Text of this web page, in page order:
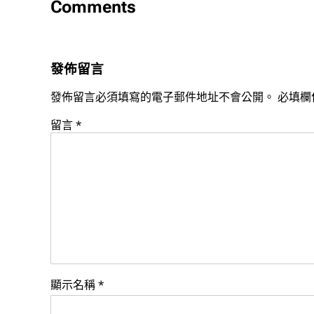
Comments
發佈留言
發佈留言必須填寫的電子郵件地址不會公開。 必填
留言*
顯示名稱*